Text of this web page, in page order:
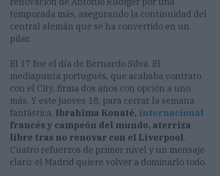
temporada más, asegurando la continuidad del
central alemán que se ha convertido en un
pilar.
El 17 fue el día de Bernardo Silva. El
mediapunta portugués, que acababa contrato
con el City, firma dos años con opción a uno
más. Y este jueves 18, para cerrar la semana
fantástica, Ibrahima Konaté, internacional
francés y campeón del mundo, aterriza
libre tras no renovar con el Liverpool.
Cuatro refuerzos de primer nivel y un mensaje
claro: el Madrid quiere volver a dominarlo todo.